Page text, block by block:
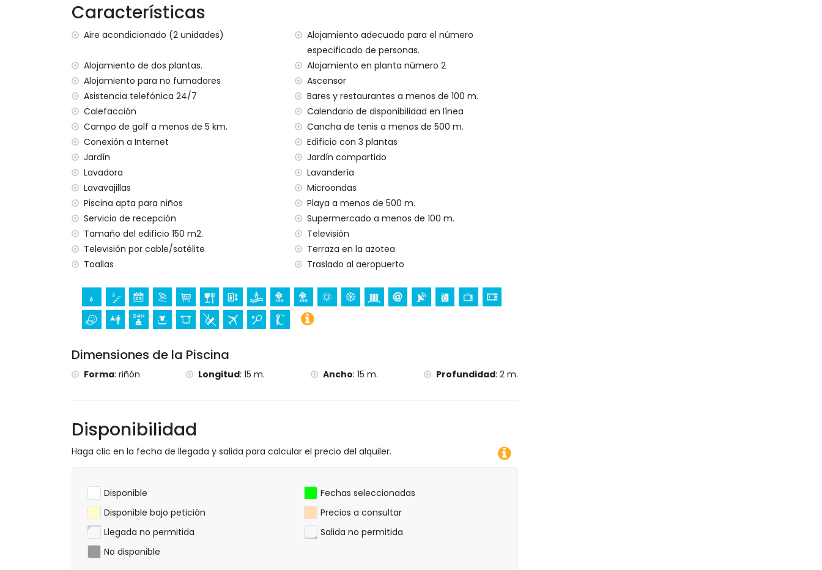
Características
Aire acondicionado (2 unidades)
Alojamiento adecuado para el número
especificado de personas.
Alojamiento de dos plantas.
Alojamiento en planta número 2
Alojamiento para no fumadores
Ascensor
Asistencia telefónica 24/7
Bares y restaurantes a menos de 100 m.
Calefacción
Calendario de disponibilidad en línea
Campo de golf a menos de 5 km.
Cancha de tenis a menos de 500 m.
Conexión a Internet
Edificio con 3 plantas
Jardín
Jardín compartido
Lavadora
Lavandería
Lavavajillas
Microondas
Piscina apta para niños
Playa a menos de 500 m.
Servicio de recepción
Supermercado a menos de 100 m.
Tamaño del edificio 150 m2.
Televisión
Televisión por cable/satélite
Terraza en la azotea
Toallas
Traslado al aeropuerto
Dimensiones de la Piscina
Forma: riñón Longitud: 15 m. Ancho: 15 m. Profundidad: 2 m.
Disponibilidad
Haga clic en la fecha de llegada y salida para calcular el precio del alquiler.
Disponible
Fechas seleccionadas
Disponible bajo petición
Precios a consultar
Llegada no permitida
Salida no permitida
No disponible